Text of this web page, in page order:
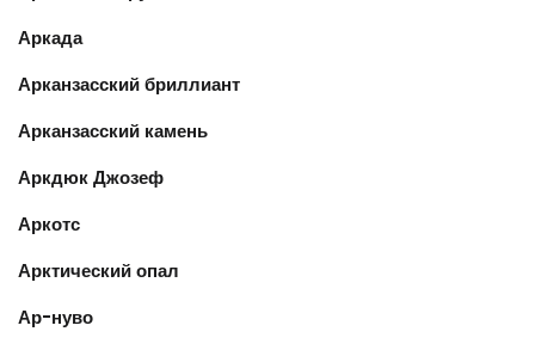
Аркада
Арканзасский бриллиант
Арканзасский камень
Аркдюк Джозеф
Аркотс
Арктический опал
Ар-нуво